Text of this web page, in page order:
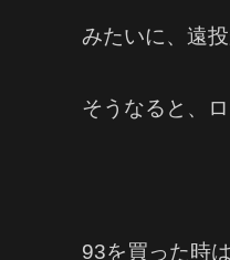
みたいに、遠
そうなると、
93を買った時